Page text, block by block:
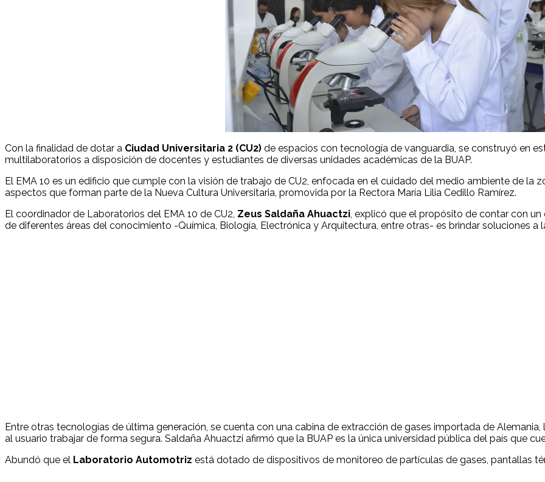
Con la finalidad de dotar a Ciudad Universitaria 2 (CU2) de espacios con tecnología de vanguardia, se construyó en
multilaboratorios a disposición de docentes y estudiantes de diversas unidades académicas de la BUAP.
El EMA 10 es un edificio que cumple con la visión de trabajo de CU2, enfocada en el cuidado del medio ambiente de la
aspectos que forman parte de la Nueva Cultura Universitaria, promovida por la Rectora María Lilia Cedillo Ramírez.
El coordinador de Laboratorios del EMA 10 de CU2, Zeus Saldaña Ahuactzi , explicó que el propósito de contar con
de diferentes áreas del conocimiento -Química, Biología, Electrónica y Arquitectura, entre otras- es brindar soluciones
Entre otras tecnologías de última generación, se cuenta con una cabina de extracción de gases importada de
al usuario trabajar de forma segura. Saldaña Ahuactzi afirmó que la BUAP es la única universidad pública del país que
Abundó que el Laboratorio Automotriz está dotado de dispositivos de monitoreo de partículas de gases, pantallas